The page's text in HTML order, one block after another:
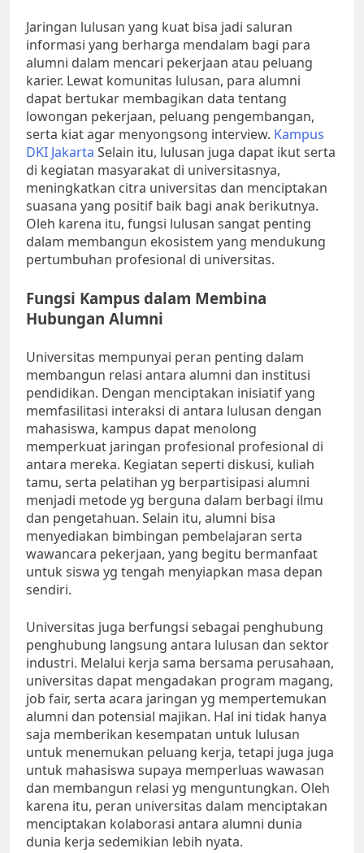
Jaringan lulusan yang kuat bisa jadi saluran
informasi yang berharga mendalam bagi para
alumni dalam mencari pekerjaan atau peluang
karier. Lewat komunitas lulusan, para alumni
dapat bertukar membagikan data tentang
lowongan pekerjaan, peluang pengembangan,
serta kiat agar menyongsong interview. Kampus
DKI Jakarta Selain itu, lulusan juga dapat ikut serta
di kegiatan masyarakat di universitasnya,
meningkatkan citra universitas dan menciptakan
suasana yang positif baik bagi anak berikutnya.
Oleh karena itu, fungsi lulusan sangat penting
dalam membangun ekosistem yang mendukung
pertumbuhan profesional di universitas.
Fungsi Kampus dalam Membina
Hubungan Alumni
Universitas mempunyai peran penting dalam
membangun relasi antara alumni dan institusi
pendidikan. Dengan menciptakan inisiatif yang
memfasilitasi interaksi di antara lulusan dengan
mahasiswa, kampus dapat menolong
memperkuat jaringan profesional profesional di
antara mereka. Kegiatan seperti diskusi, kuliah
tamu, serta pelatihan yg berpartisipasi alumni
menjadi metode yg berguna dalam berbagi ilmu
dan pengetahuan. Selain itu, alumni bisa
menyediakan bimbingan pembelajaran serta
wawancara pekerjaan, yang begitu bermanfaat
untuk siswa yg tengah menyiapkan masa depan
sendiri.
Universitas juga berfungsi sebagai penghubung
penghubung langsung antara lulusan dan sektor
industri. Melalui kerja sama bersama perusahaan,
universitas dapat mengadakan program magang,
job fair, serta acara jaringan yg mempertemukan
alumni dan potensial majikan. Hal ini tidak hanya
saja memberikan kesempatan untuk lulusan
untuk menemukan peluang kerja, tetapi juga juga
untuk mahasiswa supaya memperluas wawasan
dan membangun relasi yg menguntungkan. Oleh
karena itu, peran universitas dalam menciptakan
menciptakan kolaborasi antara alumni dunia
dunia kerja sedemikian lebih nyata.